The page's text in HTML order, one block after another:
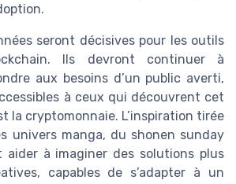
seront décisives pour les outils
Ils devront continuer à
aux besoins d’un public averti,
à ceux qui découvrent cet
la cryptomonnaie. L’inspiration tirée
univers manga, du shonen sunday
aider à imaginer des solutions plus
capables de s’adapter à un